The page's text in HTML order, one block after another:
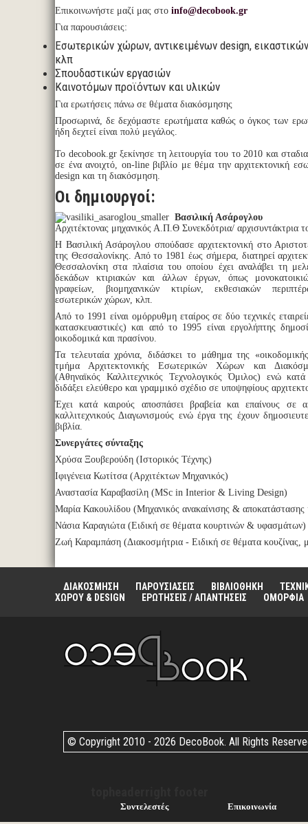
Επικοινωνήστε μαζί μας στο info@decobook.gr
Για παρουσιάσεις:
Εσωτερικών χώρων, αντικειμένων design,
κλπ
Σπουδαστικών εργασιών
Καινοτόμων προϊόντων και υλικών
Για ερωτήσεις πάνω σε θέματα διακόσμησης
Προσωρινά, δε δεχόμαστε ερωτήματα καθώς ο όγκος των
ήδη δεχτεί είναι πολύ μεγάλος.
To decobook.gr ξεκίνησε τη λειτουργία του το 2010 και
σε ένα ανοιχτό, on-line βιβλίο με θέμα την αρχιτεκτονική
design και τη διακόσμηση.
Οι δημιουργοί:
Βασιλική Ασάρογλου
Αρχιτέκτονας μηχανικός Α.Π.Θ Συνεκδότρια/ αρχισυντάκτρια
Η Βασιλική Ασάρογλου σπούδασε αρχιτεκτονική στο
της Θεσσαλονίκης. Από το 1981 έως σήμερα, διατηρεί
Θεσσαλονίκη στα πλαίσια του οποίου έχει αναλάβει τη
δεκάδων κτιριακών και άλλων έργων, όπως
γραφείων, βιομηχανικών κτιρίων, εκθεσιακών
εσωτερικών χώρων, κλπ.
Από το 1991 είναι ομόρρυθμη εταίρος σε δύο τεχνικές
κατασκευαστικές) και από το 1995 είναι εργολήπτης
οικοδομικά και πρασίνου.
Τα τελευταία χρόνια, διδάσκει το μάθημα της
τμήμα Αρχιτεκτονικής Εσωτερικών Χώρων και
(Αθηναϊκός Καλλιτεχνικός Τεχνολογικός Όμιλος) ενώ
διδάξει ελεύθερο και γραμμικό σχέδιο σε υποψηφίους
Έχει κατά καιρούς αποσπάσει βραβεία και επαίνους σε
καλλιτεχνικούς Διαγωνισμούς ενώ έργα της έχουν
βιβλία.
Συνεργάτες σύνταξης
Χρύσα Ξουβερούδη (Ιστορικός Τέχνης)
Ιφιγένεια Κωτίτσα (Αρχιτέκτων Μηχανικός)
Αναστασία Καραβασίλη (MSc in Interior & Living Design)
Μαρία Κακουλίδου (Μηχανικός ανακαίνισης & αποκατάστασης
Νάσια Καραγιώτα (Ειδική σε θέματα κουρτινών & υφασμάτων)
Ζωή Καραμπάση (Διακοσμήτρια - Ειδική σε θέματα κουζίνας,
ΔΙΑΚΟΣΜΗΣΗ ΠΑΡΟΥΣΙΑΣΕΙΣ ΒΙΒΛΙΟΘΗΚΗ
ΧΩΡΟΥ & DESIGN
ΕΡΩΤΗΣΕΙΣ / ΑΠΑΝΤΗΣΕΙΣ ΟΜΟΡΦΙΑ
© Copyright 2010 - 2026 DecoBook. All Rights
Συντελεστές Επικοινωνία